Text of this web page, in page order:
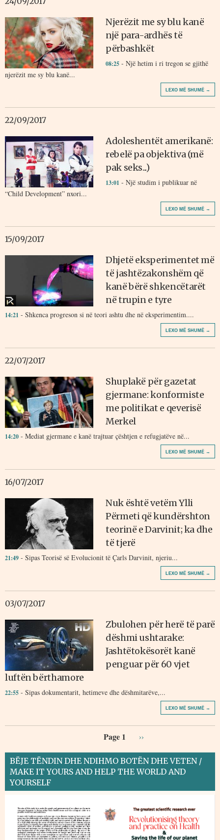
Njerëzit me sy blu kanë
një para-ardhës të
përbashkët
08:25 - Një hetim i ri tregon se gjithë
njerëzit me sy blu kanë...
LEXO MË SHUMË →
22/09/2017
Adoleshentët amerikanë:
rebelë pa objektiva (më
pak seks...)
13:01 - Një studim i publikuar në
“Child Development” nxori...
LEXO MË SHUMË →
15/09/2017
Dhjetë eksperimentet më
të jashtëzakonshëm që
kanë bërë shkencëtarët
në trupin e tyre
14:21 - Shkenca progreson si në teori ashtu dhe në eksperimentim....
LEXO MË SHUMË →
22/07/2017
Shuplakë për gazetat
gjermane: konformiste
me politikat e qeverisë
Merkel
14:20 - Mediat gjermane e kanë trajtuar çështjen e refugjatëve në...
LEXO MË SHUMË →
16/07/2017
Nuk është vetëm Ylli
Përmeti që kundërshton
teorinë e Darvinit; ka dhe
të tjerë
21:49 - Sipas Teorisë së Evolucionit të Çarls Darvinit, njeriu...
LEXO MË SHUMË →
03/07/2017
Zbulohen për herë të parë
dëshmi ushtarake:
Jashtëtokësorët kanë
penguar për 60 vjet
luftën bërthamore
22:55 - Sipas dokumentarit, hetimeve dhe dëshmitarëve,...
LEXO MË SHUMË →
Page 1 ››
BËJE TËNDIN DHE NDIHMO BOTËN DHE VETEN /
MAKE IT YOURS AND HELP THE WORLD AND
YOURSELF